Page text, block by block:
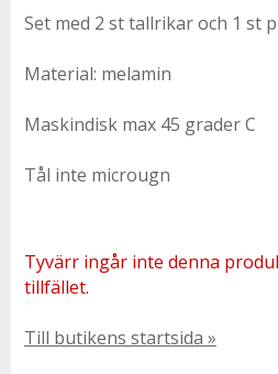
Set med 2 st tallrikar och 1 st
Material: melamin
Maskindisk max 45 grader C
Tål inte microugn
Tyvärr ingår inte denna
tillfället.
Till butikens startsida »